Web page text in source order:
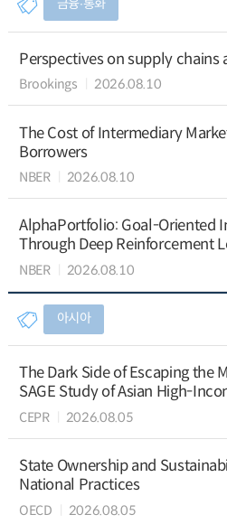
금융∙통화
Perspectives on supply chains
Brookings 2026.08.10
The Cost of Intermediary
Borrowers
NBER 2026.08.10
AlphaPortfolio: Goal-Oriented
Through Deep Reinforcement
NBER 2026.08.10
아시아
The Dark Side of Escaping the
SAGE Study of Asian High-
CEPR 2026.08.05
State Ownership and
National Practices
OECD 2026.08.05